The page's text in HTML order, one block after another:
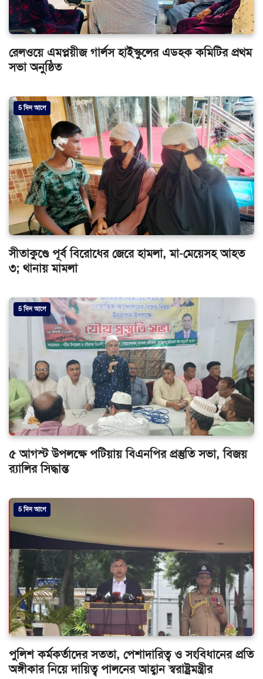
রেলওয়ে এমপ্লয়ীজ গার্লস হাইস্কুলের এডহক কমিটির প্রথম
সভা অনুষ্ঠিত
5 দিন আগে
সীতাকুণ্ডে পূর্ব বিরোধের জেরে হামলা, মা-মেয়েসহ আহত
৩; থানায় মামলা
5 দিন আগে
৫ আগস্ট উপলক্ষে পটিয়ায় বিএনপির প্রস্তুতি সভা, বিজয়
র‌্যালির সিদ্ধান্ত
5 দিন আগে
পুলিশ কর্মকর্তাদের সততা, পেশাদারিত্ব ও সংবিধানের প্রতি
অঙ্গীকার নিয়ে দায়িত্ব পালনের আহ্বান স্বরাষ্ট্রমন্ত্রীর